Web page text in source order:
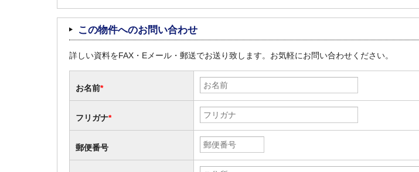
この物件へのお問い合わせ
詳しい資料をFAX・Eメール・郵送でお送り致します。お気軽にお問い合わせください。
お名前*
フリガナ*
郵便番号